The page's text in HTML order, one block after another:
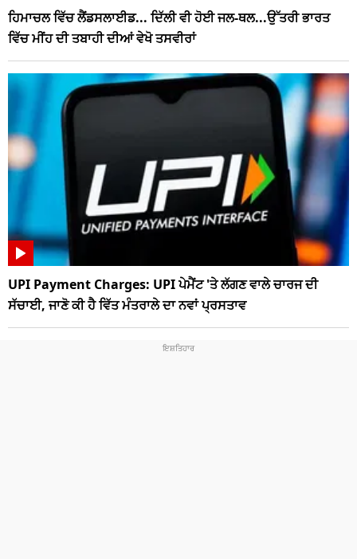
ਹਿਮਾਚਲ ਵਿੱਚ ਲੈਂਡਸਲਾਈਡ... ਦਿੱਲੀ ਵੀ ਹੋਈ ਜਲ-ਥਲ...ਉੱਤਰੀ ਭਾਰਤ
ਵਿੱਚ ਮੀਂਹ ਦੀ ਤਬਾਹੀ ਦੀਆਂ ਵੇਖੋ ਤਸਵੀਰਾਂ
UPI Payment Charges: UPI ਪੇਮੈਂਟ 'ਤੇ ਲੱਗਣ ਵਾਲੇ ਚਾਰਜ ਦੀ
ਸੱਚਾਈ, ਜਾਣੋ ਕੀ ਹੈ ਵਿੱਤ ਮੰਤਰਾਲੇ ਦਾ ਨਵਾਂ ਪ੍ਰਸਤਾਵ